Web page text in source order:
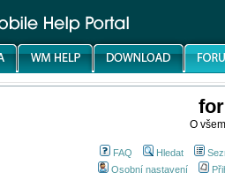
O
FAQ Hledat
Osobní nastavení